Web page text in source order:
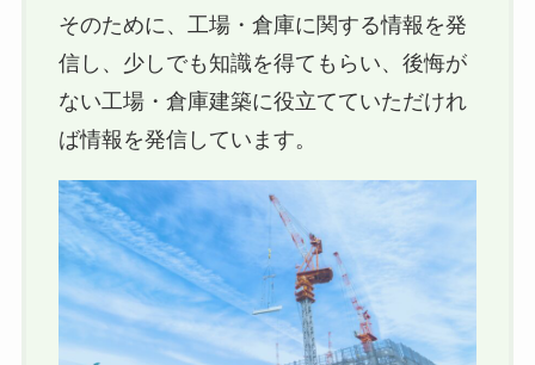
そのために、工場・倉庫に関する情報を発
信し、少しでも知識を得てもらい、後悔が
ない工場・倉庫建築に役立てていただけれ
ば情報を発信しています。